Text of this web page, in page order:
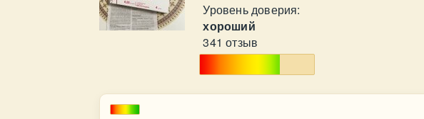
Уровень доверия:
хороший
341 отзыв